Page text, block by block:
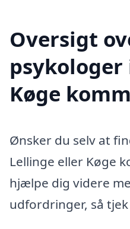
Oversigt
psykologer
Køge
Ønsker du selv at
Lellinge eller Køge
hjælpe dig videre
udfordringer, så